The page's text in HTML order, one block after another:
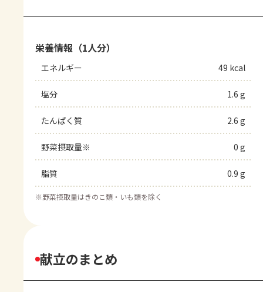
栄養情報（1人分）
エネルギー 49 kcal
塩分 1.6 g
たんぱく質 2.6 g
野菜摂取量※ 0 g
脂質 0.9 g
※野菜摂取量はきのこ類・いも類を除く
献立のまとめ